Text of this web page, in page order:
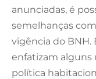
anunciadas, é
semelhanças
vigência do BNH.
enfatizam alguns
política